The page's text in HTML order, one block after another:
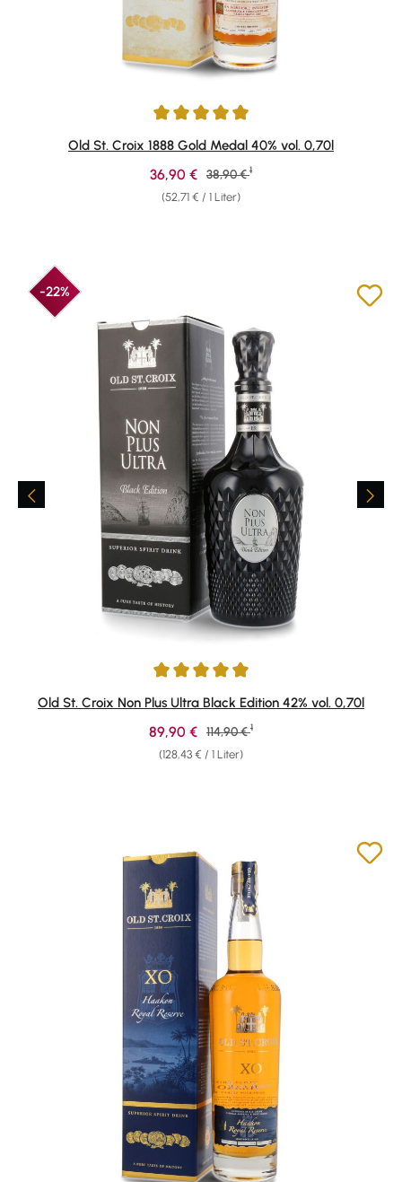
Durchschnittliche Bewertung von 4.88 von 5 Sternen
Old St. Croix 1888 Gold Medal 40% vol. 0,70l
(52,71 € / 1 Liter)
Verkaufspreis:
36,90 € Regulärer Preis:
38,90 € 1
-22%
Durchschnittliche Bewertung von 4.97 von 5 Sternen
Old St. Croix Non Plus Ultra Black Edition 42% vol. 0,70l
(128,43 € / 1 Liter)
Verkaufspreis:
89,90 € Regulärer Preis:
114,90 € 1